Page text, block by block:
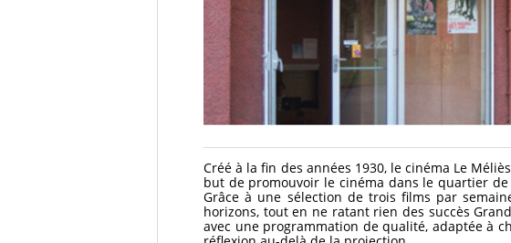
Créé à la fin des années 1930, le cinéma Le
but de promouvoir le cinéma dans le quartier de
Grâce à une sélection de trois films par
horizons, tout en ne ratant rien des succès
avec une programmation de qualité, adaptée à